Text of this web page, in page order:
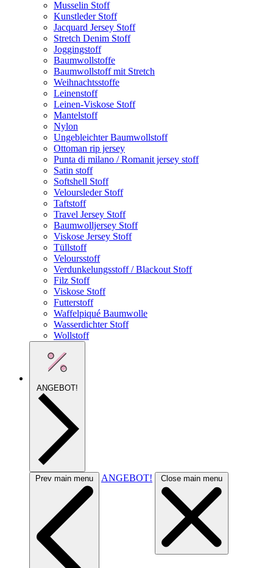
Musselin Stoff
Kunstleder Stoff
Jacquard Jersey Stoff
Stretch Denim Stoff
Joggingstoff
Baumwollstoffe
Baumwollstoff mit Stretch
Weihnachtsstoffe
Leinenstoff
Leinen-Viskose Stoff
Mantelstoff
Nylon
Ungebleichter Baumwollstoff
Ottoman rip jersey
Punta di milano / Romanit jersey stoff
Satin stoff
Softshell Stoff
Veloursleder Stoff
Taftstoff
Travel Jersey Stoff
Baumwolljersey Stoff
Viskose Jersey Stoff
Tüllstoff
Veloursstoff
Verdunkelungsstoff / Blackout Stoff
Filz Stoff
Viskose Stoff
Futterstoff
Waffelpiqué Baumwolle
Wasserdichter Stoff
Wollstoff
ANGEBOT!
Prev main menu ANGEBOT! Close main menu